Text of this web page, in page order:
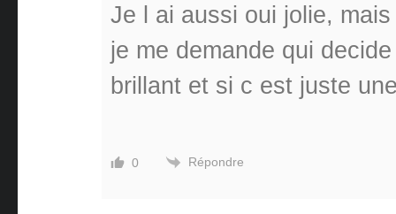
Je l ai aussi oui jolie,
je me demande qui
brillant et si c est juste
0 Répondre